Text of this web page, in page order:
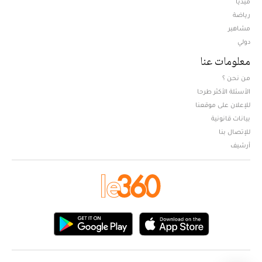
رياضة
مشاهير
دولي
معلومات عنا
من نحن ؟
الأسئلة الأكثر طرحا
للإعلان على موقعنا
بيانات قانونية
للإتصال بنا
أرشيف